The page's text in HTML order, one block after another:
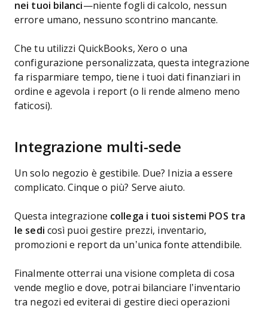
nei tuoi bilanci—niente fogli di calcolo, nessun
errore umano, nessuno scontrino mancante.
Che tu utilizzi QuickBooks, Xero o una
configurazione personalizzata, questa integrazione
fa risparmiare tempo, tiene i tuoi dati finanziari in
ordine e agevola i report (o li rende almeno meno
faticosi).
Integrazione multi-sede
Un solo negozio è gestibile. Due? Inizia a essere
complicato. Cinque o più? Serve aiuto.
Questa integrazione collega i tuoi sistemi POS tra
le sedi così puoi gestire prezzi, inventario,
promozioni e report da un’unica fonte attendibile.
Finalmente otterrai una visione completa di cosa
vende meglio e dove, potrai bilanciare l’inventario
tra negozi ed eviterai di gestire dieci operazioni